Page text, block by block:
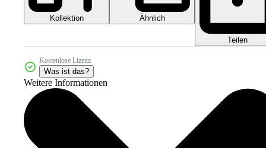
Kollektion Ähnlich
Teilen
Kostenlose Lizenz
Was ist das?
Weitere Informationen